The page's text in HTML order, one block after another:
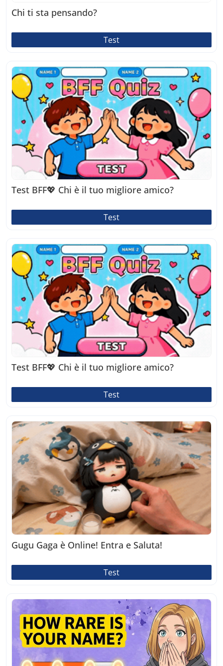
Chi ti sta pensando?
Test
Test BFF💖 Chi è il tuo migliore amico?
Test
Test BFF💖 Chi è il tuo migliore amico?
Test
Gugu Gaga è Online! Entra e Saluta!
Test